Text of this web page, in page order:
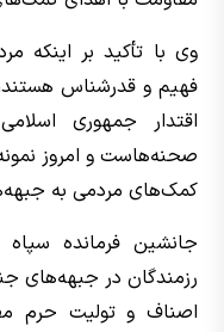
وی با تأکید بر اینکه
فهیم و قدرشناس
اقتدار جمهوری
صحنه‌هاست و امروز
کمک‌های مردمی به
جانشین فرمانده
رزمندگان در جبهه‌های
اصناف و تولیت حرم